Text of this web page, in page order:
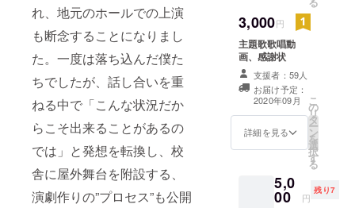
れ、地元のホールでの上演
も断念することになりまし
た。一度は落ち込んだ僕た
ちでしたが、話し合いを重
ねる中で「こんな状況だか
らこそ出来ることがあるの
では」と発想を転換し、校
舎に屋外舞台を附設する、
演劇作りの”プロセス”も公開
3,000円
主題歌歌唱動
画、感謝状
支援者：59人
お届け予定：
2020年09月
詳細を見る
こ
の
リ
タ
ー
ン
を
選
択
す
る
5,0
00 円
残り7